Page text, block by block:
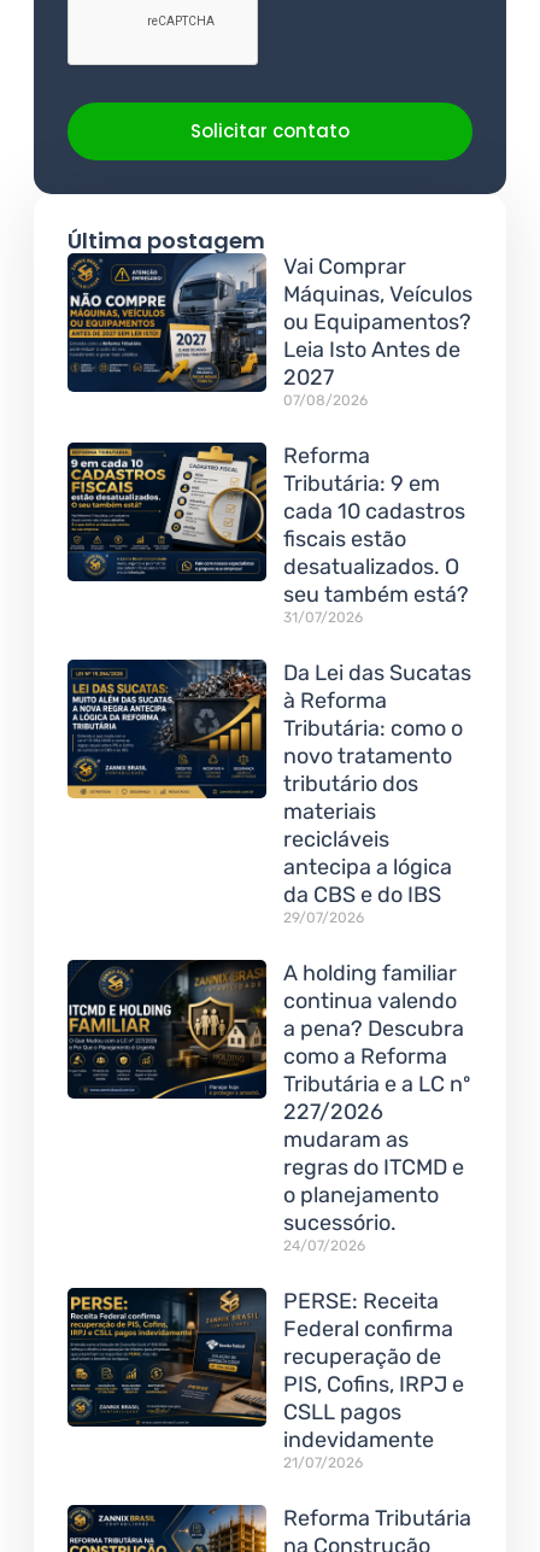
Solicitar contato
Última postagem
Vai Comprar
Máquinas, Veículos
ou Equipamentos?
Leia Isto Antes de
2027
07/08/2026
Reforma
Tributária: 9 em
cada 10 cadastros
fiscais estão
desatualizados. O
seu também está?
31/07/2026
Da Lei das Sucatas
à Reforma
Tributária: como o
novo tratamento
tributário dos
materiais
recicláveis
antecipa a lógica
da CBS e do IBS
29/07/2026
A holding familiar
continua valendo
a pena? Descubra
como a Reforma
Tributária e a LC nº
227/2026
mudaram as
regras do ITCMD e
o planejamento
sucessório.
24/07/2026
PERSE: Receita
Federal confirma
recuperação de
PIS, Cofins, IRPJ e
CSLL pagos
indevidamente
21/07/2026
Reforma Tributária
na Construção